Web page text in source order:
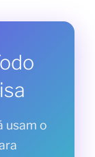
usam o